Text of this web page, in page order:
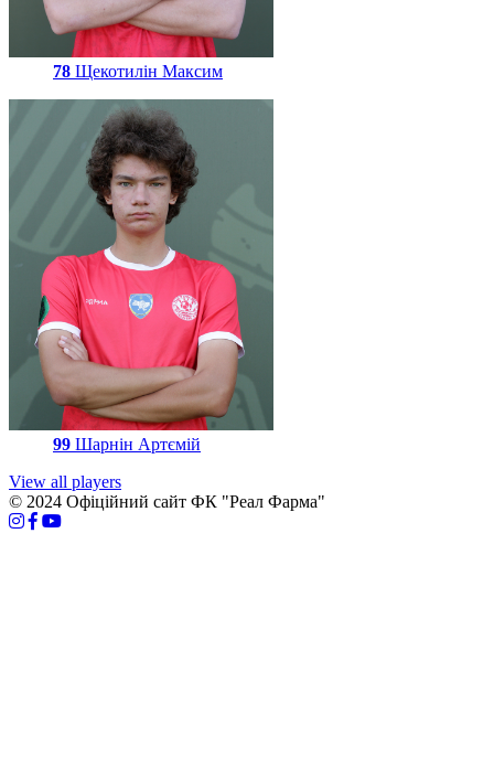
78 Щекотилін Максим
99 Шарнін Артємій
View all players
© 2024 Офіційний сайт ФК "Реал Фарма"